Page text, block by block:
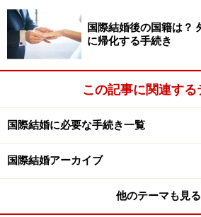
「結婚当初は、中国と日本の文化や
に関する話題が多くありましたが
と、教育のことに話題が移ってきま
育をどうするのか？”という問題に
歳を迎えようという時期ですので
ばなりません」
たしかに、これは国際結婚カップ
すよね。子どものアイデンティテ
親としてそれまでのことをまず考
国際結婚後の国籍は？
に帰化する手続き
この記事に関連する
国際結婚に必要な手続き一覧
国際結婚アーカイブ
他のテーマも見る